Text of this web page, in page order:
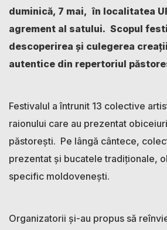
duminică, 7 mai, în localitatea
agrement al satului. Scopul
descoperirea și culegerea
autentice din repertoriul p
Festivalul a întrunit 13 colective
raionului care au prezentat
păstorești. Pe lângă cântece,
prezentat și bucatele tradiţionale,
specific moldoveneşti.
Organizatorii și-au propus să